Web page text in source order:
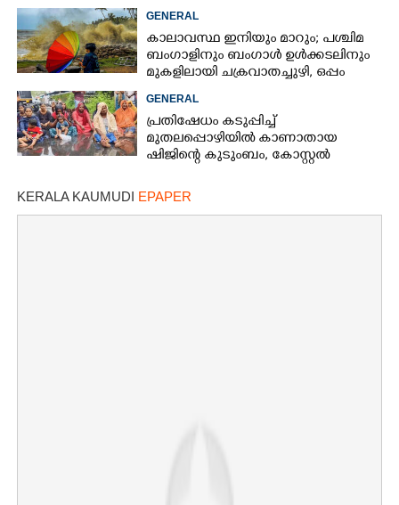
GENERAL
കാലാവസ്ഥ ഇനിയും മാറും; പശ്ചിമ
ബംഗാളിനും ബംഗാൾ ഉൾക്കടലിനും
മുകളിലായി ചക്രവാതച്ചുഴി, ഒപ്പം
GENERAL
പ്രതിഷേധം കടുപ്പിച്ച്
മുതലപ്പൊഴിയിൽ കാണാതായ
ഷിജിന്റെ കുടുംബം, കോസ്റ്റൽ
കുത്തിയിരിക്കുന്നു
KERALA KAUMUDI EPAPER